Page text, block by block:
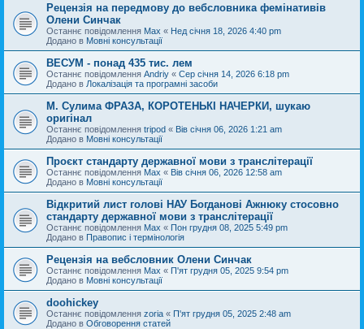
Рецензія на передмову до вебсловника фемінативів
Олени Синчак
Останнє повідомлення Max « Нед січня 18, 2026 4:40 pm
Додано в Мовні консультації
ВЕСУМ - понад 435 тис. лем
Останнє повідомлення Andriy « Сер січня 14, 2026 6:18 pm
Додано в Локалізація та програмні засоби
М. Сулима ФРАЗА, КОРОТЕНЬКІ НАЧЕРКИ, шукаю
оригінал
Останнє повідомлення tripod « Вів січня 06, 2026 1:21 am
Додано в Мовні консультації
Проєкт стандарту державної мови з транслітерації
Останнє повідомлення Max « Вів січня 06, 2026 12:58 am
Додано в Мовні консультації
Відкритий лист голові НАУ Богданові Ажнюку стосовно
стандарту державної мови з транслітерації
Останнє повідомлення Max « Пон грудня 08, 2025 5:49 pm
Додано в Правопис і термінологія
Рецензія на вебсловник Олени Синчак
Останнє повідомлення Max « П'ят грудня 05, 2025 9:54 pm
Додано в Мовні консультації
doohickey
Останнє повідомлення zoria « П'ят грудня 05, 2025 2:48 am
Додано в Обговорення статей